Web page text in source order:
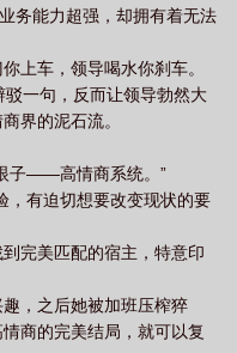
务能力超强，却拥有着无法
上车，领导喝水你刹车。
一句，反而让领导勃然大
界的泥石流。
子——高情商系统。”
，有迫切想要改变现状的要
完美匹配的宿主，特意印
，之后她被加班压榨猝
商的完美结局，就可以复